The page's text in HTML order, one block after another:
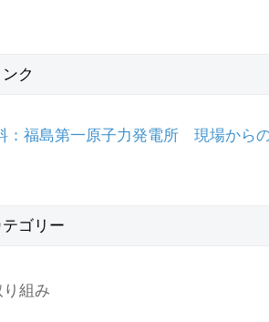
ク
：福島第一原子力発電所 現場からの
テゴリー
組み